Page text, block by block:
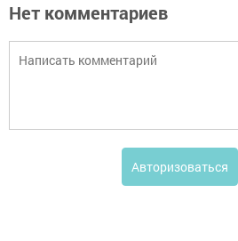
Нет комментариев
Авторизоваться